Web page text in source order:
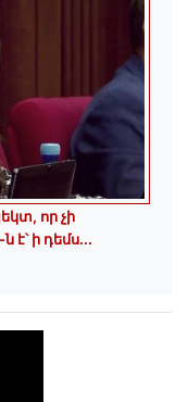
որ չի
է՝ ի դեմս...